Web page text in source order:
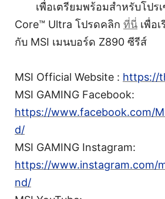
เพื่อเตรียมพร้อมสำหรับโปร
Core™ Ultra โปรดคลิก ที่นี่ เพื่อ
กับ MSI เมนบอร์ด Z890 ซีรีส์
MSI Official Website : https://
MSI GAMING Facebook:
https://www.facebook.com/
d/
MSI GAMING Instagram:
https://www.instagram.com/
nd/